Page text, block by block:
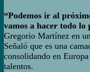
“Podemos ir al
vamos a hacer todo
Gregorio Martínez en
Señaló que es una
consolidando en
talentos.